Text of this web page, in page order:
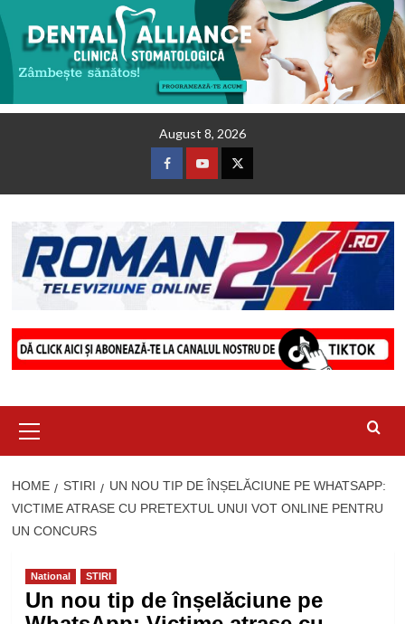
August 8, 2026
FacebookYoutubeTwitter
Menu
HOME STIRI
UN NOU TIP DE ÎNȘELĂCIUNE PE WHATSAPP:
VICTIME ATRASE CU PRETEXTUL UNUI VOT ONLINE PENTRU
UN CONCURS
National STIRI
Un nou tip de înșelăciune pe